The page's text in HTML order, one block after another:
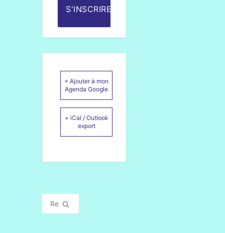
S'INSCRIRE
+ Ajouter à mon
Agenda Google
+ iCal / Outlook
export